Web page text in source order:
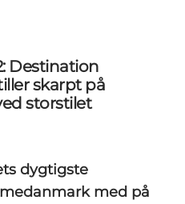
Destination
skarpt på
storstilet
dygtigste
med på